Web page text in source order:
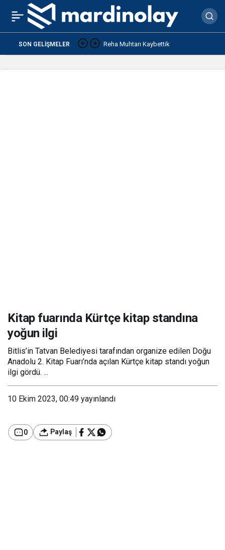
SON GELIŞMELER Reha Muhtarı Kaybettik
Kitap fuarında Kürtçe kitap standına
yoğun ilgi
Bitlis’in Tatvan Belediyesi tarafından organize edilen Doğu
Anadolu 2. Kitap Fuarı’nda açılan Kürtçe kitap standı yoğun
ilgi gördü. ...
10 Ekim 2023, 00:49 yayınlandı
0 Paylaş
Mardin’in 7 ilçesinde
elektrikler kesilecek
Paylaş